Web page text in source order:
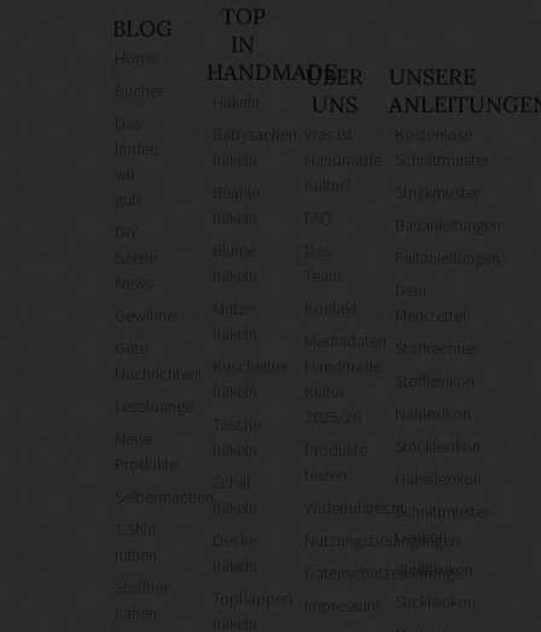
BLOG
finden
gut!
News
Gute
Nachrichten!
Leselounge
Neue
Produkte
Selbermachen
T-Shirt
Stofftier
TOP
IN
HANDMADE
häkeln
häkeln
Mütze
häkeln
Kuscheltier
häkeln
Tasche
häkeln
häkeln
Topflappen
häkeln
ÜBER
UNS
Was ist
Kultur?
Team
Kontakt
Mediadaten
Kultur
2025/26
Produkte
testen
Widerrufsrecht
Nutzungsbedingungen
Datenschutzerklärung
UNSERE
Kostenlose
Schnittmuster
Strickmuster
Bauanleitungen
Faltanleitungen
Merkzettel
Stoffrechner
Stofflexikon
Nählexikon
Stricklexikon
Häkellexikon
Schnittmuster-
Lexikon
Wolllexikon
Sticklexikon